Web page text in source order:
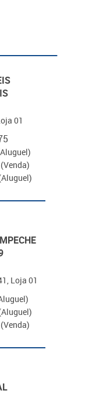
01
(Venda)
Loja 01
(Venda)